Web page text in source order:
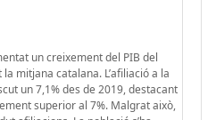
un creixement del PIB del
mitjana catalana. L’afiliació a la
un 7,1% des de 2019, destacant
superior al 7%. Malgrat això,